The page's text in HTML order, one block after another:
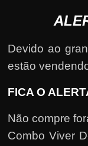
Devido ao
estão
FICA O
Não compre
Combo Viver